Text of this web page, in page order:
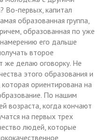
Во-первых, капитал
образованная группа,
образованная по уже
его дальше
второе
же делаю оговорку. Не
этого образования и
ориентирована на
По нашим
возраста, когда кончают
на первых трех
людей, которые